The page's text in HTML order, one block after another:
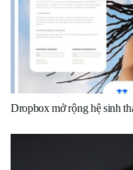
Dropbox mở rộng hệ sinh